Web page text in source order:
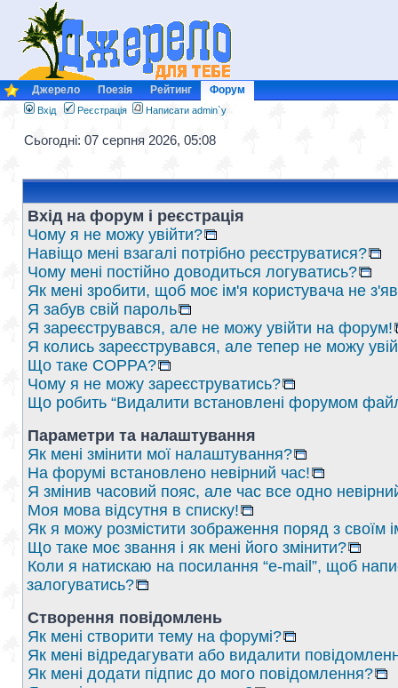
Джерело Поезія Рейтинг Форум
Вхід Реєстрація Написати admin`у
Сьогодні: 07 серпня 2026, 05:08
Вхід на форум і реєстрація
Чому я не можу увійти?
Навіщо мені взагалі потрібно реєструватися?
Чому мені постійно доводиться логуватись?
Як мені зробити, щоб моє ім'я користувача не
Я забув свій пароль
Я зареєструвався, але не можу увійти на форум!
Я колись зареєструвався, але тепер не можу
Що таке COPPA?
Чому я не можу зареєструватись?
Що робить “Видалити встановлені форумом
Параметри та налаштування
Як мені змінити мої налаштування?
На форумі встановлено невірний час!
Я змінив часовий пояс, але час все одно
Моя мова відсутня в списку!
Як я можу розмістити зображення поряд з своїм
Що таке моє звання і як мені його змінити?
Коли я натискаю на посилання “e-mail”, щоб
залогуватись?
Створення повідомлень
Як мені створити тему на форумі?
Як мені відредагувати або видалити
Як мені додати підпис до мого повідомлення?